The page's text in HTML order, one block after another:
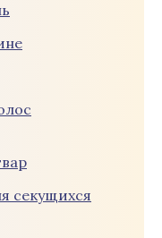
секущихся